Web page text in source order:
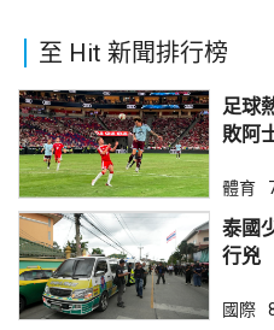
至 Hit 新聞排行榜
足球
敗阿
體育
泰國
行兇
國際